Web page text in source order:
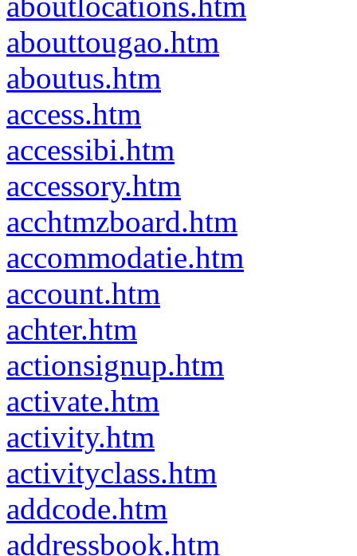
abouttougao.htm
aboutus.htm
access.htm
accessibi.htm
accessory.htm
acchtmzboard.htm
accommodatie.htm
account.htm
achter.htm
actionsignup.htm
activate.htm
activity.htm
activityclass.htm
addcode.htm
addressbook.htm